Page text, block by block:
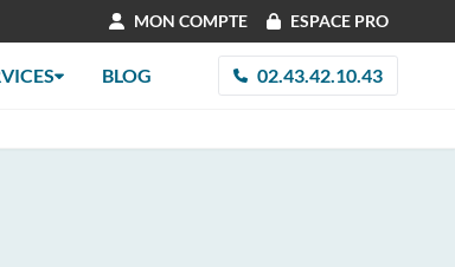
MON COMPTE ESPACE PRO
BLOG 02.43.42.10.43